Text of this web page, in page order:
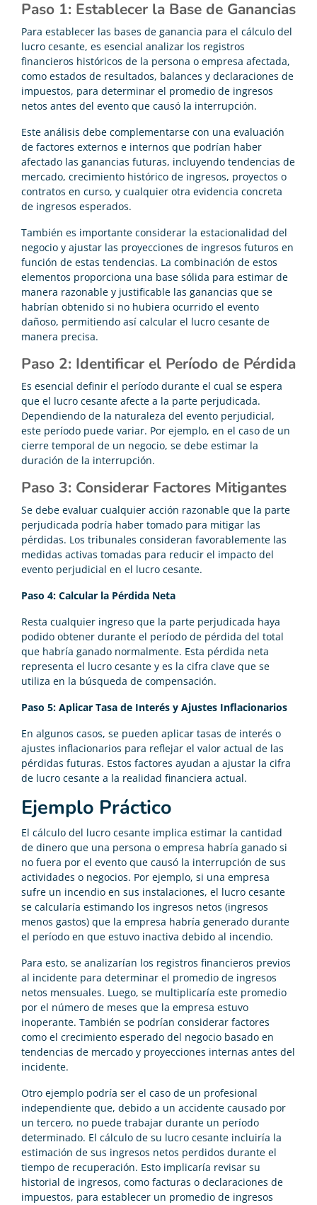
Paso 1: Establecer la Base de Ganancias
Para establecer las bases de ganancia para el cálculo del
lucro cesante, es esencial analizar los registros
financieros históricos de la persona o empresa afectada,
como estados de resultados, balances y declaraciones de
impuestos, para determinar el promedio de ingresos
netos antes del evento que causó la interrupción.
Este análisis debe complementarse con una evaluación
de factores externos e internos que podrían haber
afectado las ganancias futuras, incluyendo tendencias de
mercado, crecimiento histórico de ingresos, proyectos o
contratos en curso, y cualquier otra evidencia concreta
de ingresos esperados.
También es importante considerar la estacionalidad del
negocio y ajustar las proyecciones de ingresos futuros en
función de estas tendencias. La combinación de estos
elementos proporciona una base sólida para estimar de
manera razonable y justificable las ganancias que se
habrían obtenido si no hubiera ocurrido el evento
dañoso, permitiendo así calcular el lucro cesante de
manera precisa.
Paso 2: Identificar el Período de Pérdida
Es esencial definir el período durante el cual se espera
que el lucro cesante afecte a la parte perjudicada.
Dependiendo de la naturaleza del evento perjudicial,
este período puede variar. Por ejemplo, en el caso de un
cierre temporal de un negocio, se debe estimar la
duración de la interrupción.
Paso 3: Considerar Factores Mitigantes
Se debe evaluar cualquier acción razonable que la parte
perjudicada podría haber tomado para mitigar las
pérdidas. Los tribunales consideran favorablemente las
medidas activas tomadas para reducir el impacto del
evento perjudicial en el lucro cesante.
Paso 4: Calcular la Pérdida Neta
Resta cualquier ingreso que la parte perjudicada haya
podido obtener durante el período de pérdida del total
que habría ganado normalmente. Esta pérdida neta
representa el lucro cesante y es la cifra clave que se
utiliza en la búsqueda de compensación.
Paso 5: Aplicar Tasa de Interés y Ajustes Inflacionarios
En algunos casos, se pueden aplicar tasas de interés o
ajustes inflacionarios para reflejar el valor actual de las
pérdidas futuras. Estos factores ayudan a ajustar la cifra
de lucro cesante a la realidad financiera actual.
Ejemplo Práctico
El cálculo del lucro cesante implica estimar la cantidad
de dinero que una persona o empresa habría ganado si
no fuera por el evento que causó la interrupción de sus
actividades o negocios. Por ejemplo, si una empresa
sufre un incendio en sus instalaciones, el lucro cesante
se calcularía estimando los ingresos netos (ingresos
menos gastos) que la empresa habría generado durante
el período en que estuvo inactiva debido al incendio.
Para esto, se analizarían los registros financieros previos
al incidente para determinar el promedio de ingresos
netos mensuales. Luego, se multiplicaría este promedio
por el número de meses que la empresa estuvo
inoperante. También se podrían considerar factores
como el crecimiento esperado del negocio basado en
tendencias de mercado y proyecciones internas antes del
incidente.
Otro ejemplo podría ser el caso de un profesional
independiente que, debido a un accidente causado por
un tercero, no puede trabajar durante un período
determinado. El cálculo de su lucro cesante incluiría la
estimación de sus ingresos netos perdidos durante el
tiempo de recuperación. Esto implicaría revisar su
historial de ingresos, como facturas o declaraciones de
impuestos, para establecer un promedio de ingresos